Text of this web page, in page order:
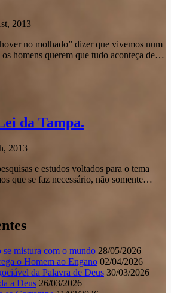
2013
no molhado” dizer que vivemos num
homens querem que tudo aconteça de…
da Tampa.
2013
e estudos voltados para o tema
que se faz necessário, não somente…
se mistura com o mundo 28/05/2026
o Homem ao Engano 02/04/2026
da Palavra de Deus 30/03/2026
a Deus 26/03/2026